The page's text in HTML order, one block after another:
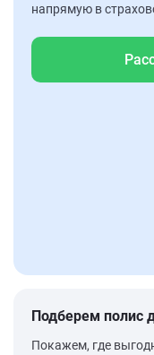
напрямую в
Подберем полис
Покажем, где